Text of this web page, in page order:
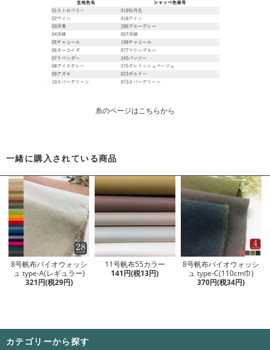
糸のページはこちらから
一緒に購入されている商品
8号帆布バイオウォッシ
ュ type-A(レギュラー)
321円(税29円)
11号帆布55カラー
141円(税13円)
8号帆布バイオウォッシ
ュ type-C(110cm巾)
370円(税34円)
カテゴリーから探す